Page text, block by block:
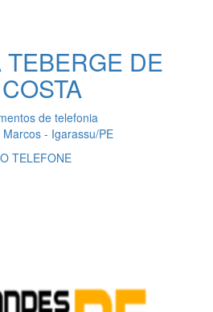
DE
de telefonia
- Igarassu/PE
TELEFONE